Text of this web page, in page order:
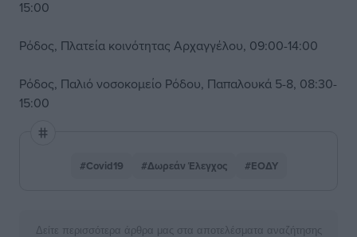
15:00
Ρόδος, Πλατεία κοινότητας Αρχαγγέλου, 09:00-14:00
Ρόδος, Παλιό νοσοκομείο Ρόδου, Παπαλουκά 5-8, 08:30-
15:00
#Covid19 #Δωρεάν Έλεγχος #ΕΟΔΥ
Δείτε περισσότερα άρθρα μας στα αποτελέσματα αναζήτησης